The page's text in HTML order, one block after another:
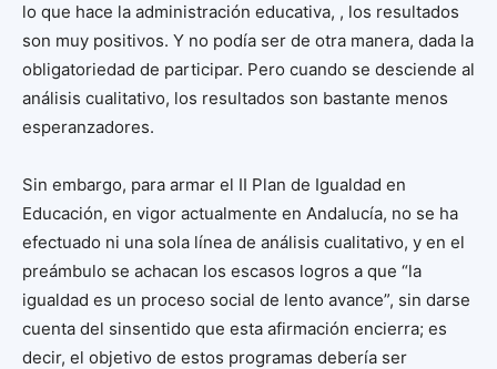
lo que hace la administración educativa, , los resultados
son muy positivos. Y no podía ser de otra manera, dada la
obligatoriedad de participar. Pero cuando se desciende al
análisis cualitativo, los resultados son bastante menos
esperanzadores.
Sin embargo, para armar el II Plan de Igualdad en
Educación, en vigor actualmente en Andalucía, no se ha
efectuado ni una sola línea de análisis cualitativo, y en el
preámbulo se achacan los escasos logros a que “la
igualdad es un proceso social de lento avance”, sin darse
cuenta del sinsentido que esta afirmación encierra; es
decir, el objetivo de estos programas debería ser